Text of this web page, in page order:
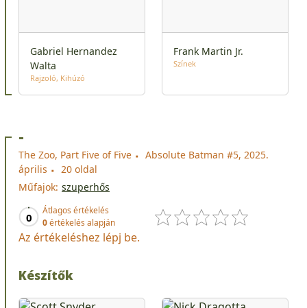
Gabriel Hernandez
Walta
Rajzoló Kihúzó
Frank Martin Jr.
Színek
-
The Zoo, Part Five of Five
Absolute Batman #5, 2025.
április
20 oldal
Műfajok: szuperhős
0
Átlagos értékelés
0értékelés alapján
Az értékeléshez lépj be.
Készítők